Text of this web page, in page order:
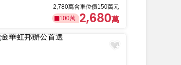
2,780萬含車位價150萬元
100萬
2,680